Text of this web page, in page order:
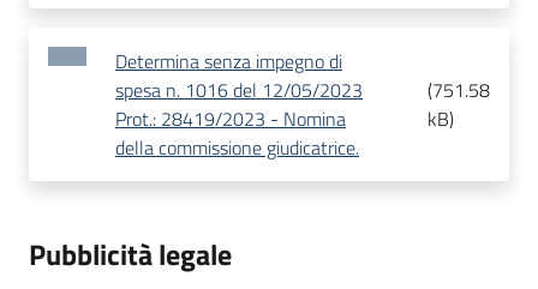
Determina senza impegno di
spesa n. 1016 del 12/05/2023
Prot.: 28419/2023 - Nomina
della commissione giudicatrice.
(751.58
kB)
Pubblicità legale